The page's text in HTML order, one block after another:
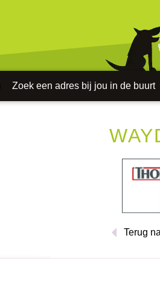
Zoek een adres bij jou in de buurt
Terug